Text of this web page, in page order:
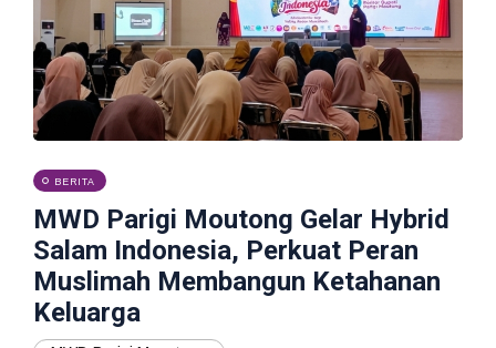
BERITA
MWD Parigi Moutong Gelar Hybrid
Salam Indonesia, Perkuat Peran
Muslimah Membangun Ketahanan
Keluarga